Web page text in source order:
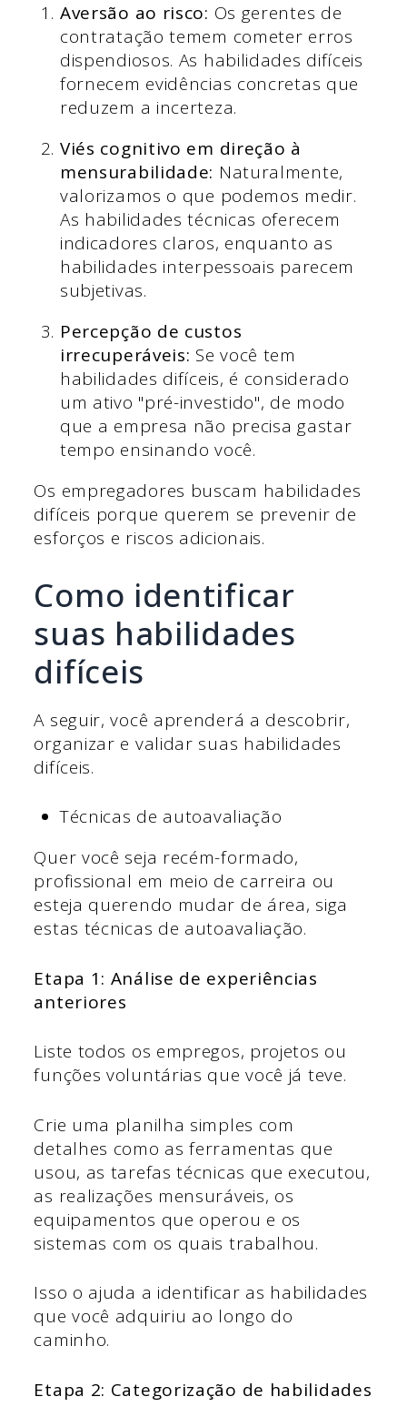
Aversão ao risco: Os gerentes de
contratação temem cometer erros
dispendiosos. As habilidades difíceis
fornecem evidências concretas que
reduzem a incerteza.
Viés cognitivo em direção à
mensurabilidade: Naturalmente,
valorizamos o que podemos medir.
As habilidades técnicas oferecem
indicadores claros, enquanto as
habilidades interpessoais parecem
subjetivas.
Percepção de custos
irrecuperáveis: Se você tem
habilidades difíceis, é considerado
um ativo "pré-investido", de modo
que a empresa não precisa gastar
tempo ensinando você.
Os empregadores buscam habilidades
difíceis porque querem se prevenir de
esforços e riscos adicionais.
Como identificar
suas habilidades
difíceis
A seguir, você aprenderá a descobrir,
organizar e validar suas habilidades
difíceis.
Técnicas de autoavaliação
Quer você seja recém-formado,
profissional em meio de carreira ou
esteja querendo mudar de área, siga
estas técnicas de autoavaliação.
Etapa 1: Análise de experiências
anteriores
Liste todos os empregos, projetos ou
funções voluntárias que você já teve.
Crie uma planilha simples com
detalhes como as ferramentas que
usou, as tarefas técnicas que executou,
as realizações mensuráveis, os
equipamentos que operou e os
sistemas com os quais trabalhou.
Isso o ajuda a identificar as habilidades
que você adquiriu ao longo do
caminho.
Etapa 2: Categorização de habilidades